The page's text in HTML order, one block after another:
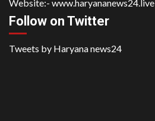
Website:- www.haryananews24.live
Follow on Twitter
Tweets by Haryana news24